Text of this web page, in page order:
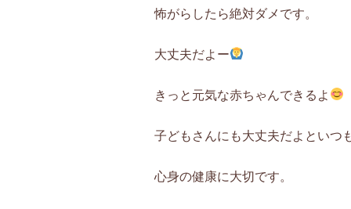
怖がらしたら絶対ダメです。
大丈夫だよー
きっと元気な赤ちゃんできるよ
子どもさんにも大丈夫だよといつ
心身の健康に大切です。